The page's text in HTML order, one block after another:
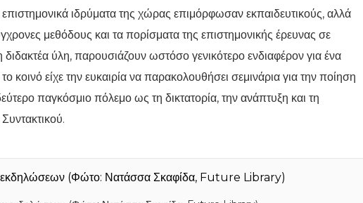
ιδρύματα της χώρας επιμόρφωσαν εκπαιδευτικούς, αλλά
μεθόδους και τα πορίσματα της επιστημονικής έρευνας σε
ύλη, παρουσιάζουν ωστόσο γενικότερο ενδιαφέρον για ένα
κοινό είχε την ευκαιρία να παρακολουθήσει σεμινάρια για την ποίηση
παγκόσμιο πόλεμο ως τη δικτατορία, την ανάπτυξη και τη